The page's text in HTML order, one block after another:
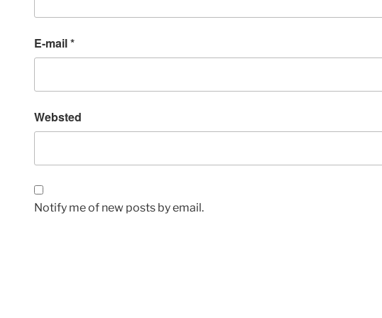
E-mail*
Websted
Notify me of new posts by email.